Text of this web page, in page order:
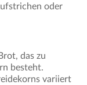
oder
das zu
besteht.
variiert